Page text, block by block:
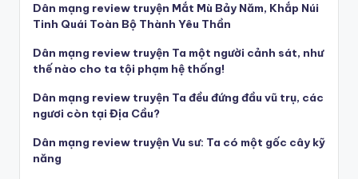
Dân mạng review truyện Mắt Mù Bảy Năm, Khắp Núi
Tinh Quái Toàn Bộ Thành Yêu Thần
Dân mạng review truyện Ta một người cảnh sát, như
thế nào cho ta tội phạm hệ thống!
Dân mạng review truyện Ta đều đứng đầu vũ trụ, các
ngươi còn tại Địa Cầu?
Dân mạng review truyện Vu sư: Ta có một gốc cây kỹ
năng